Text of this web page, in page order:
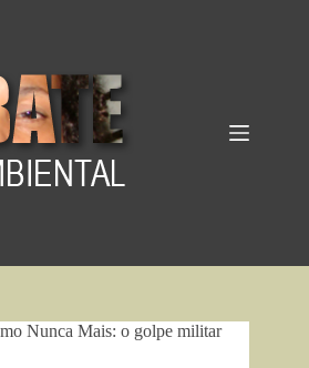
Nunca Mais: o golpe militar